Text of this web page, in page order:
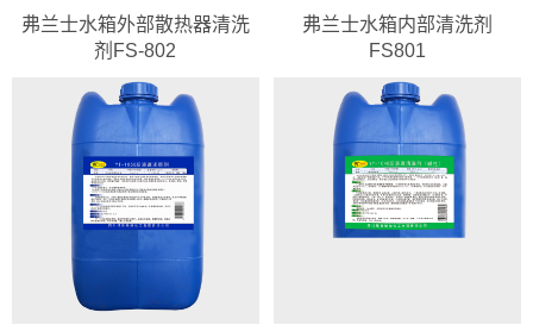
弗兰士水箱外部散热器清洗
剂FS-802
弗兰士水箱内部清洗剂
FS801